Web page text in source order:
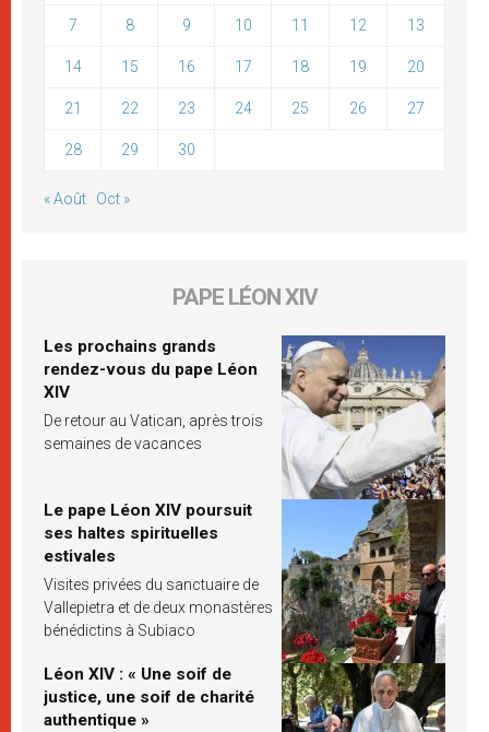
7 8 9 10 11 12 13
14 15 16 17 18 19 20
21 22 23 24 25 26 27
28 29 30
« Août Oct »
PAPE LÉON XIV
Les prochains grands
rendez-vous du pape Léon
XIV
De retour au Vatican, après trois
semaines de vacances
Le pape Léon XIV poursuit
ses haltes spirituelles
estivales
Visites privées du sanctuaire de
Vallepietra et de deux monastères
bénédictins à Subiaco
Léon XIV : « Une soif de
justice, une soif de charité
authentique »